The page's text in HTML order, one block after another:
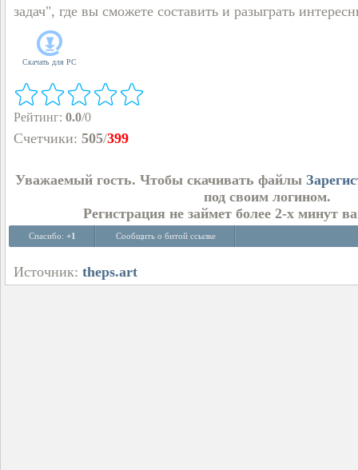
задач", где вы сможете составить и разыграть
Скачать для PC
Рейтинг: 0.0/0
Счетчики: 505/399
Уважаемый гость. Чтобы скачивать файлы
под своим логином.
Регистрация не займет более 2-х минут
Спасибо: +1 Сообщить о битой ссылке
Источник: theps.art